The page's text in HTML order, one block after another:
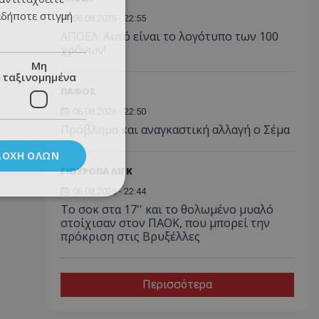
06.08.2026 - 22:55
ΑΠΟΕΛ: Αυτό είναι το λογότυπο των 100
χρόνων!
06.08.2026 - 22:50
Πρόβλημα και αναγκαστική αλλαγή ο Σέμα
ΓΙΟΥΡΟΠΑ ΛΙΓΚ
06.08.2026 - 22:44
Το σοκ στα 17'' και το θολωμένο μυαλό
στοίχισαν στον ΠΑΟΚ, που μπορεί την
πρόκριση στις Βρυξέλλες
Περισσότερα
στιγμή
Μη
ταξινομημένα
ΌΛΩΝ